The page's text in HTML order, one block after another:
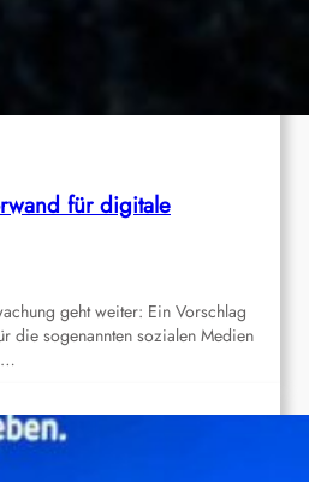
für digitale
geht weiter: Ein Vorschlag
die sogenannten sozialen Medien